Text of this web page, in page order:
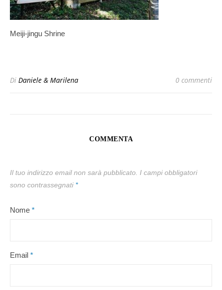
Meiji-jingu Shrine
Di Daniele & Marilena 0 commenti
COMMENTA
Il tuo indirizzo email non sarà pubblicato. I campi obbligatori
sono contrassegnati *
Nome *
Email *